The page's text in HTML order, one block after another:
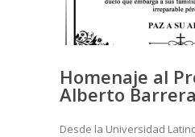
Homenaje al
Alberto
Desde la Universidad